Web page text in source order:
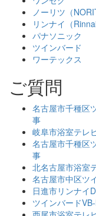
ノーリツ（
リンナイ（Rinnai
パナソニック
ツインバード
ワーテックス
ご質問
名古屋市千種区
事
岐阜市浴室テレ
名古屋市千種区
事
北名古屋市浴室
名古屋市中区ツ
日進市リンナイ
ツインバード